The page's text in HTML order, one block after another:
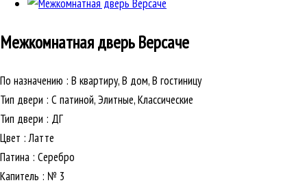
Межкомнатная дверь Версаче
По назначению : В квартиру, В дом, В гостиницу
Тип двери : С патиной, Элитные, Классические
Тип двери : ДГ
Цвет :Латте
Патина : Серебро
Капитель : № 3